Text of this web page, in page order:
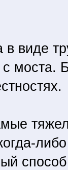
виде
моста.